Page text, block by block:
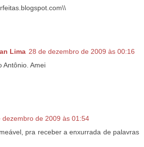
Lima 28 de dezembro de 2009 às 00:16
Antônio. Amei
dezembro de 2009 às 01:54
pra receber a enxurrada de palavras